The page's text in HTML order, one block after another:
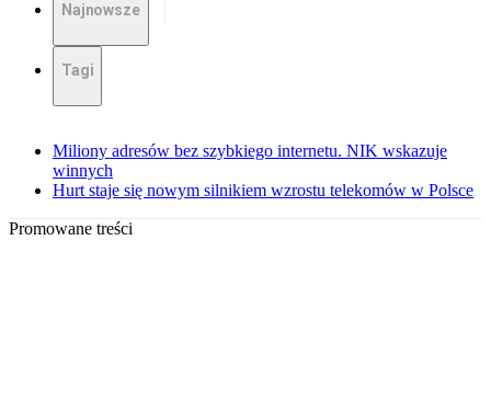
Najnowsze
Tagi
Miliony adresów bez szybkiego internetu. NIK wskazuje
winnych
Hurt staje się nowym silnikiem wzrostu telekomów w Polsce
Promowane treści